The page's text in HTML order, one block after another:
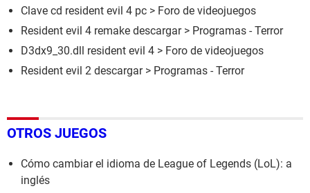
Clave cd resident evil 4 pc > Foro de videojuegos
Resident evil 4 remake descargar> Programas - Terror
D3dx9_30.dll resident evil 4 > Foro de videojuegos
Resident evil 2 descargar> Programas - Terror
OTROS JUEGOS
Cómo cambiar el idioma de League of Legends (LoL): a
inglés